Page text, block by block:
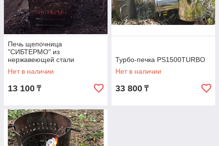
Печь щепочница
"СИБТЕРМО" из
нержавеющей стали
Нет в наличии
13 100 ₸
Турбо-печка PS1500TURBO
Нет в наличии
33 800 ₸